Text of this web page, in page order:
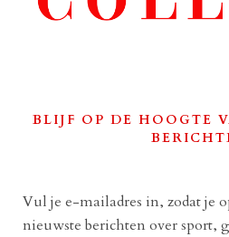
BLIJF OP DE HOOGTE
Vul je e-mailadres in, zodat je
nieuwste berichten over sport,